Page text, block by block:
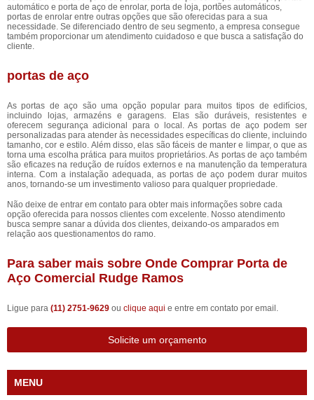
automático e porta de aço de enrolar, porta de loja, portões automáticos,
portas de enrolar entre outras opções que são oferecidas para a sua
necessidade. Se diferenciado dentro de seu segmento, a empresa consegue
também proporcionar um atendimento cuidadoso e que busca a satisfação do
cliente.
portas de aço
As portas de aço são uma opção popular para muitos tipos de edifícios,
incluindo lojas, armazéns e garagens. Elas são duráveis, resistentes e
oferecem segurança adicional para o local. As portas de aço podem ser
personalizadas para atender às necessidades específicas do cliente, incluindo
tamanho, cor e estilo. Além disso, elas são fáceis de manter e limpar, o que as
torna uma escolha prática para muitos proprietários. As portas de aço também
são eficazes na redução de ruídos externos e na manutenção da temperatura
interna. Com a instalação adequada, as portas de aço podem durar muitos
anos, tornando-se um investimento valioso para qualquer propriedade.
Não deixe de entrar em contato para obter mais informações sobre cada
opção oferecida para nossos clientes com excelente. Nosso atendimento
busca sempre sanar a dúvida dos clientes, deixando-os amparados em
relação aos questionamentos do ramo.
Para saber mais sobre Onde Comprar Porta de
Aço Comercial Rudge Ramos
Ligue para (11) 2751-9629 ou clique aqui e entre em contato por email.
Solicite um orçamento
MENU